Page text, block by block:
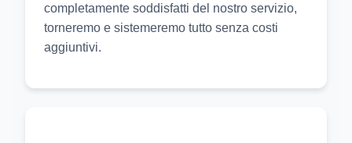
completamente soddisfatti del nostro servizio,
torneremo e sistemeremo tutto senza costi
aggiuntivi.